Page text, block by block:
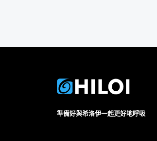
準備好與希洛伊一起更好地呼吸